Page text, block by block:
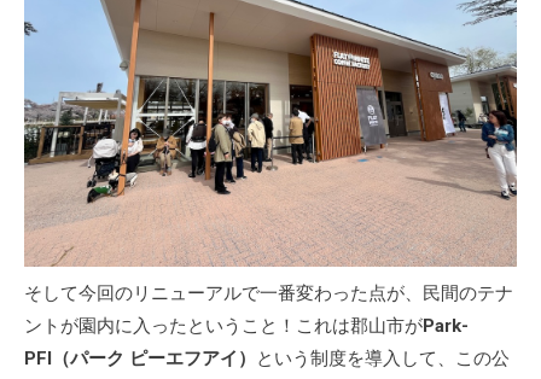
そして今回のリニューアルで一番変わった点が、民間のテナ
ントが園内に入ったということ！これは郡山市がPark-
PFI（パーク ピーエフアイ）
という制度を導入して、この公